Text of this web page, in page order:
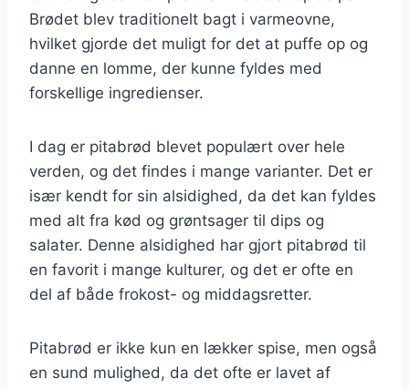
Brødet blev traditionelt bagt i varmeovne,
hvilket gjorde det muligt for det at puffe op og
danne en lomme, der kunne fyldes med
forskellige ingredienser.
I dag er pitabrød blevet populært over hele
verden, og det findes i mange varianter. Det er
især kendt for sin alsidighed, da det kan fyldes
med alt fra kød og grøntsager til dips og
salater. Denne alsidighed har gjort pitabrød til
en favorit i mange kulturer, og det er ofte en
del af både frokost- og middagsretter.
Pitabrød er ikke kun en lækker spise, men også
en sund mulighed, da det ofte er lavet af